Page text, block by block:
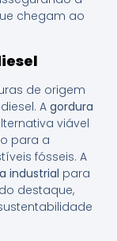
chegam ao
de origem
A gordura
viável
para a
fósseis. A
industrial para
destaque,